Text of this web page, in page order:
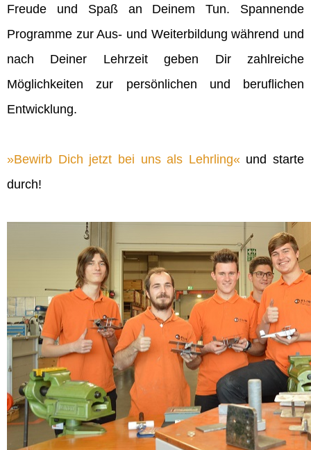
Freude und Spaß an Deinem Tun. Spannende
Programme zur Aus- und Weiterbildung während und
nach Deiner Lehrzeit geben Dir zahlreiche
Möglichkeiten zur persönlichen und beruflichen
Entwicklung.
Bewirb Dich jetzt bei uns als Lehrling und starte
durch!